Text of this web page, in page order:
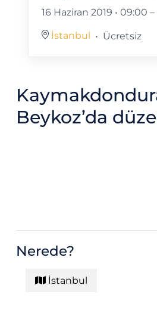
16 Haziran 2019 • 09:00 –
İstanbul Ücretsiz
Beykoz’da
Nerede?
İstanbul